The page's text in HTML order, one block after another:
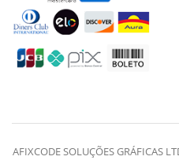
AFIXCODE SOLUÇÕES GRÁFICAS